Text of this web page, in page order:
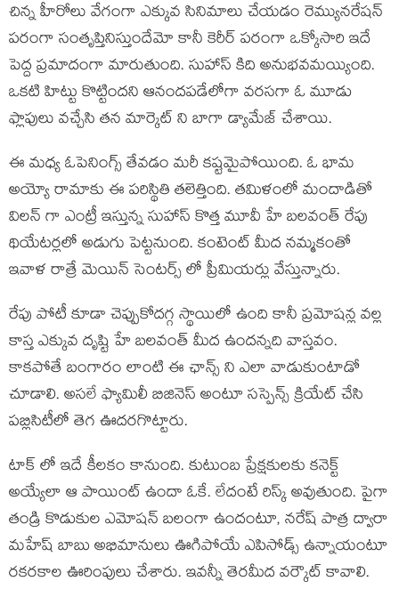
చిన్న హీరోలు వేగంగా ఎక్కువ సినిమాలు చేయడం రెమ్యునరేషన్
పరంగా సంతృప్తినిస్తుందేమో కానీ కెరీర్ పరంగా ఒక్కోసారి ఇదే
పెద్ద ప్రమాదంగా మారుతుంది. సుహాస్ కిది అనుభవమయ్యింది.
ఒకటి హిట్టు కొట్టిందని ఆనందపడేలోగా వరసగా ఓ మూడు
ఫ్లాపులు వచ్చేసి తన మార్కెట్ ని బాగా డ్యామేజ్ చేశాయి.
ఈ మధ్య ఓపెనింగ్స్ తేవడం మరీ కష్టమైపోయింది. ఓ భామ
అయ్యో రామాకు ఈ పరిస్థితి తలెత్తింది. తమిళంలో మందాడితో
విలన్ గా ఎంట్రీ ఇస్తున్న సుహాస్ కొత్త మూవీ హే బలవంత్ రేపు
థియేటర్లలో అడుగు పెట్టనుంది. కంటెంట్ మీద నమ్మకంతో
ఇవాళ రాత్రే మెయిన్ సెంటర్స్ లో ప్రీమియర్లు వేస్తున్నారు.
రేపు పోటీ కూడా చెప్పుకోదగ్గ స్థాయిలో ఉంది కానీ ప్రమోషన్ల వల్ల
కాస్త ఎక్కువ దృష్టి హే బలవంత్ మీద ఉందన్నది వాస్తవం.
కాకపోతే బంగారం లాంటి ఈ ఛాన్స్ ని ఎలా వాడుకుంటాడో
చూడాలి. అసలే ఫ్యామిలీ బిజినెస్ అంటూ సస్పెన్స్ క్రియేట్ చేసి
పబ్లిసిటీలో తెగ ఊదరగొట్టారు.
టాక్ లో ఇదే కీలకం కానుంది. కుటుంబ ప్రేక్షకులకు కనెక్ట్
అయ్యేలా ఆ పాయింట్ ఉందా ఓకే. లేదంటే రిస్క్ అవుతుంది. పైగా
తండ్రి కొడుకుల ఎమోషన్ బలంగా ఉందంటూ, నరేష్ పాత్ర ద్వారా
మహేష్ బాబు అభిమానులు ఊగిపోయే ఎపిసోడ్స్ ఉన్నాయంటూ
రకరకాల ఊరింపులు చేశారు. ఇవన్నీ తెరమీద వర్కౌట్ కావాలి.